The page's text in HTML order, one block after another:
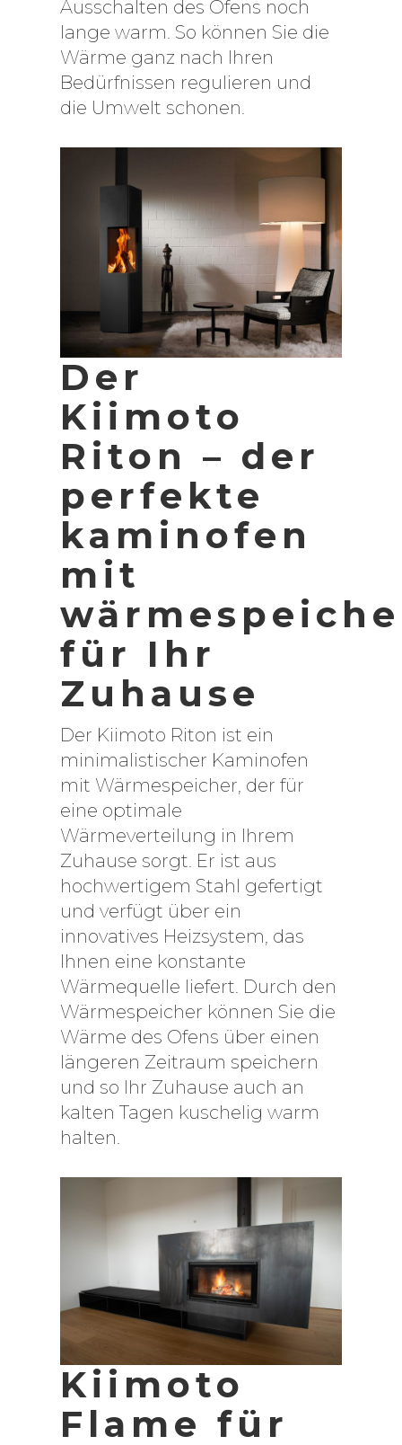
Ausschalten des Ofens noch
lange warm. So können Sie die
Wärme ganz nach Ihren
Bedürfnissen regulieren und
die Umwelt schonen.
Der
Kiimoto
Riton – der
perfekte
kaminofen
mit
für Ihr
Zuhause
Der Kiimoto Riton ist ein
minimalistischer Kaminofen
mit Wärmespeicher, der für
eine optimale
Wärmeverteilung in Ihrem
Zuhause sorgt. Er ist aus
hochwertigem Stahl gefertigt
und verfügt über ein
innovatives Heizsystem, das
Ihnen eine konstante
Wärmequelle liefert. Durch den
Wärmespeicher können Sie die
Wärme des Ofens über einen
längeren Zeitraum speichern
und so Ihr Zuhause auch an
kalten Tagen kuschelig warm
halten.
Kiimoto
Flame für